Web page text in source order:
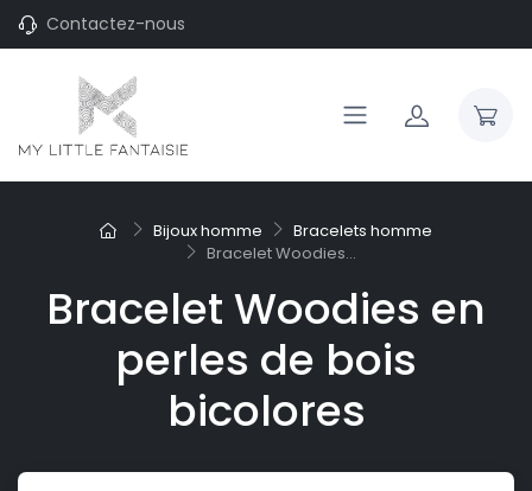
Contactez-nous
Bijoux homme
Bracelets homme
Bracelet Woodies...
Bracelet Woodies en
perles de bois
bicolores